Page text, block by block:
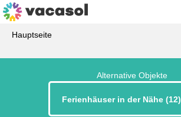
Hauptseite
Alternative Objekte
Ferienhäuser in der Nähe (12)